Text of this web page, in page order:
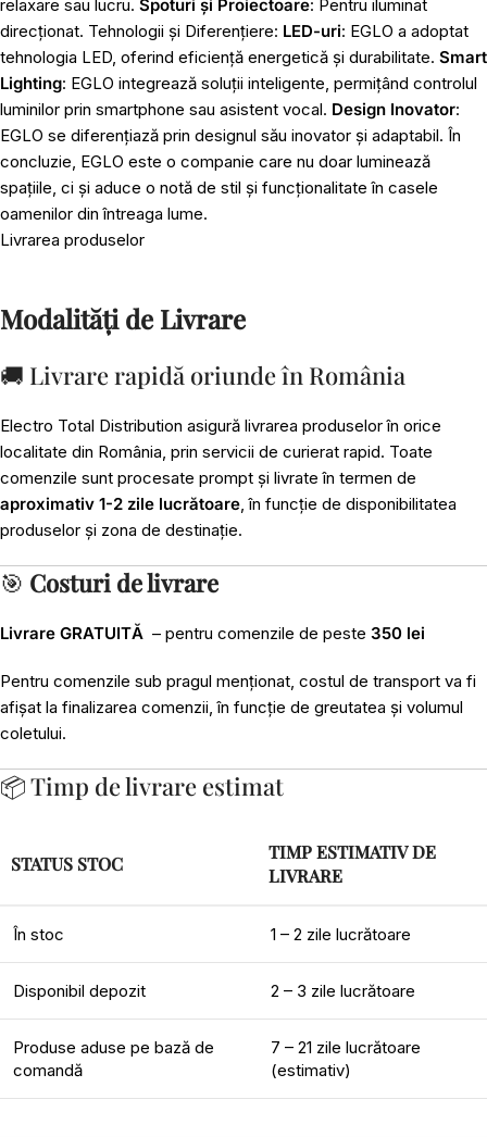
relaxare sau lucru. Spoturi și Proiectoare: Pentru iluminat
direcționat. Tehnologii și Diferențiere: LED-uri: EGLO a adoptat
tehnologia LED, oferind eficiență energetică și durabilitate. Smart
Lighting: EGLO integrează soluții inteligente, permițând controlul
luminilor prin smartphone sau asistent vocal. Design Inovator:
EGLO se diferențiază prin designul său inovator și adaptabil. În
concluzie, EGLO este o companie care nu doar luminează
spațiile, ci și aduce o notă de stil și funcționalitate în casele
oamenilor din întreaga lume.
Livrarea produselor
Modalități de Livrare
🚚 Livrare rapidă oriunde în România
Electro Total Distribution asigură livrarea produselor în orice
localitate din România, prin servicii de curierat rapid. Toate
comenzile sunt procesate prompt și livrate în termen de
aproximativ 1-2 zile lucrătoare, în funcție de disponibilitatea
produselor și zona de destinație.
🎯 Costuri de livrare
Livrare GRATUITĂ – pentru comenzile de peste 350 lei
Pentru comenzile sub pragul menționat, costul de transport va fi
afișat la finalizarea comenzii, în funcție de greutatea și volumul
coletului.
📦 Timp de livrare estimat
STATUS STOC
TIMP ESTIMATIV DE
LIVRARE
În stoc 1 – 2 zile lucrătoare
Disponibil depozit 2 – 3 zile lucrătoare
Produse aduse pe bază de
comandă
7 – 21 zile lucrătoare
(estimativ)